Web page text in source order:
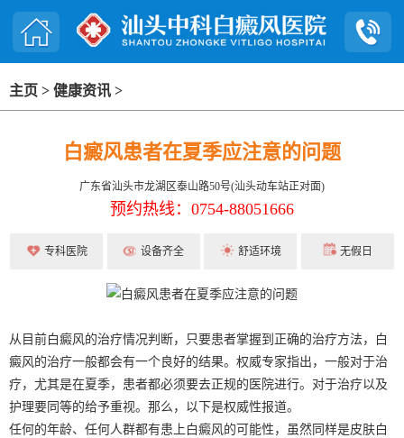
主页 > 健康资讯 >
白癜风患者在夏季应注意的问题
广东省汕头市龙湖区泰山路50号(汕头动车站正对面)
预约热线：0754-88051666
专科医院 设备齐全 舒适环境 无假日
从目前白癜风的治疗情况判断，只要患者掌握到正确的治疗方法，白
癜风的治疗一般都会有一个良好的结果。权威专家指出，一般对于治
疗，尤其是在夏季，患者都必须要去正规的医院进行。对于治疗以及
护理要同等的给予重视。那么，以下是权威性报道。
任何的年龄、任何人群都有患上白癜风的可能性，虽然同样是皮肤白